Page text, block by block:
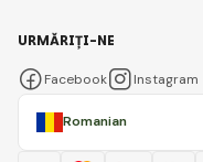
Romanian
URMĂRIȚI-NE
Facebook Instagram